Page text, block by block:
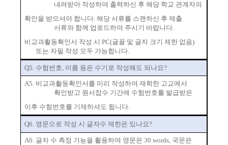
내려받아 작성하여 출력하신 후 해당 학교 관계자의
확인을 받으셔야 합니다. 해당 서류를 스캔하신 후 제출
서류와 함께 업로드하여 주시기 바랍니다.
비교과활동확인서 작성 시 PC(글꼴 및 글자 크기 제한 없음)
또는 자필 작성 모두 가능합니다.
Q5. 수험번호, 이름 등은 수기로 작성해도 되나요?
A5. 비교과활동확인서를 미리 작성하여 재학한 고교에서
확인받고 원서접수 기간에 수험번호를 발급받은
이후 수험번호를 기재하셔도 됩니다.
Q6. 영문으로 작성 시 글자수 제한은 있나요?
A6. 글자 수 측정 기능을 활용하여 영문은 30 words, 국문은